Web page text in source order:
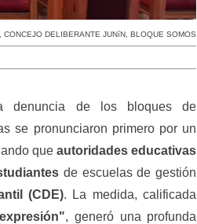
,CONCEJO DELIBERANTE JUNíN ,BLOQUE SOMOS
denuncia de los bloques de
se pronunciaron primero por un
que autoridades educativas
de escuelas de gestión
(CDE). La medida, calificada
, generó una profunda